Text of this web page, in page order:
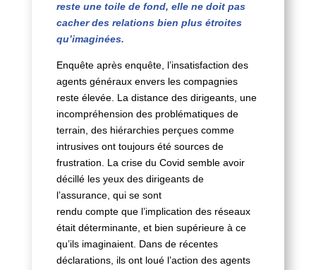
reste une toile de fond, elle ne doit pas
cacher des relations bien plus étroites
qu’imaginées.
Enquête après enquête, l’insatisfaction des
agents généraux envers les compagnies
reste élevée. La distance des dirigeants, une
incompréhension des problématiques de
terrain, des hiérarchies perçues comme
intrusives ont toujours été sources de
frustration. La crise du Covid semble avoir
décillé les yeux des dirigeants de
l’assurance, qui se sont
rendu compte que l’implication des réseaux
était déterminante, et bien supérieure à ce
qu’ils imaginaient. Dans de récentes
déclarations, ils ont loué l’action des agents